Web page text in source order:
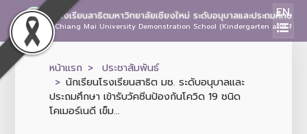
โรงเรียนสาธิตมหาวิทยาลัยเชียงใหม่ ระดับอนุบาลและประถมศึกษา
Chiang Mai University Demonstration School (Kindergarten and
EN
หน้าแรก
ประชาสัมพันธ์
นักเรียนโรงเรียนสาธิต มช. ระดับอนุบาลและ
ประถมศึกษา เข้ารับวัคซีนป้องกันโควิด 19 ชนิด
โคเมอร์เนดี เข็ม...